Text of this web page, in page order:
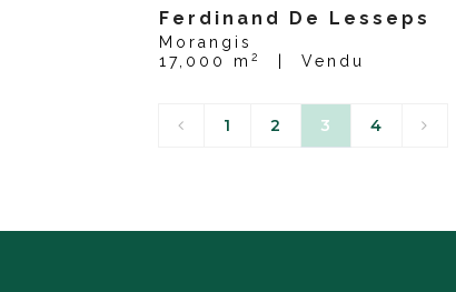
Ferdinand De Lesseps
Morangis
17,000 m 2 Vendu
1 2 3 4